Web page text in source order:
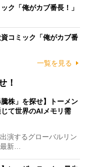
ク「俺がカブ番長！」
コミック「俺がカブ番
一覧を見る
！
株」を探せ】トーメン
て世界のAIメモリ需
演するグローバルリン
新…